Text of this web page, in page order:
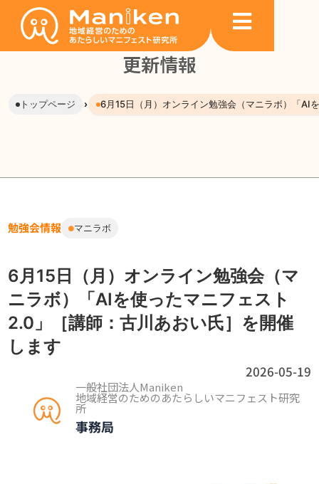
更新情報
トップページ › 6月15日（月）オンライン勉強会（マニラボ）「AI
勉強会情報 マニラボ
6月15日（月）オンライン勉強会（マ
ニラボ）「AIを使ったマニフェスト
2.0」［講師：古川あおい氏］を開催
します
2026-05-19
一般社団法人Maniken
地域経営のためのあたらしいマニフェスト研究
所
事務局
稿
シ